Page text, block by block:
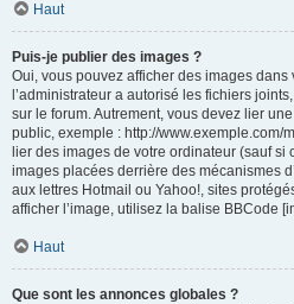
Haut
Puis-je publier des images ?
Oui, vous pouvez afficher des images dans
l’administrateur a autorisé les fichiers
sur le forum. Autrement, vous devez lier
public, exemple : http://www.exemple.com/
lier des images de votre ordinateur (sauf si
images placées derrière des mécanismes
aux lettres Hotmail ou Yahoo!, sites
afficher l’image, utilisez la balise BBCode
Haut
Que sont les annonces globales ?